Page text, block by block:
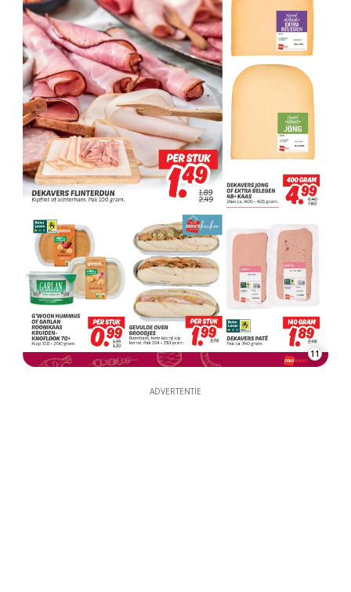
11
ADVERTENTIE